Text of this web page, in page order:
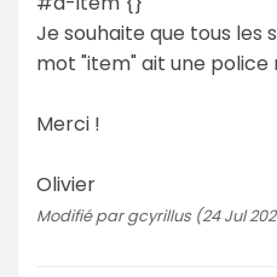
Je souhaite que tous
mot "item" ait une police
Merci !
Olivier
Modifié par gcyrillus (24 Jul